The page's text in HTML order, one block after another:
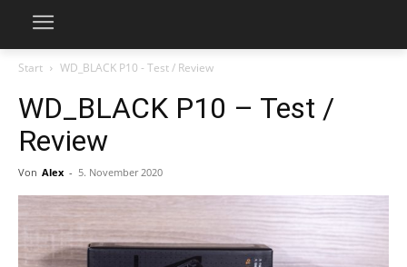
Start WD_BLACK P10 - Test / Review
WD_BLACK P10 – Test /
Review
Von Alex - 5. November 2020